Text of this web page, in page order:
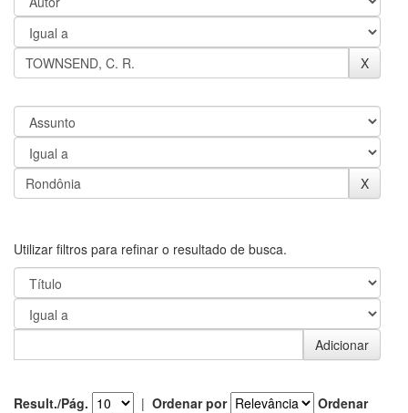
Utilizar filtros para refinar o resultado de busca.
Result./Pág. | Ordenar por
Ordenar